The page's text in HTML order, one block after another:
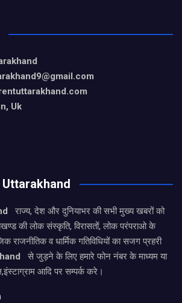
@gmail.com
Uk
राज्य, देश और दुनियाभर की सभी मुख्य खबरों को
की लोक संस्कृति, विरासतों, लोक परंपराओ के
राजनीतिक व धार्मिक गतिविधियों का सजग प्रहरी
से जुड़ने के लिए हमारे फोन नंबर के माध्यम या
आदि पर सम्पर्क करे।